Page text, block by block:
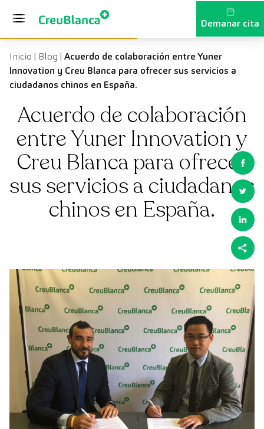
Demanar cita
Inicio | Blog | Acuerdo de colaboración entre Yuner
Innovation y Creu Blanca para ofrecer sus servicios a
ciudadanos chinos en España.
Acuerdo de colaboración
entre Yuner Innovation y
Creu Blanca para ofrecer
sus servicios a ciudadanos
chinos en España.